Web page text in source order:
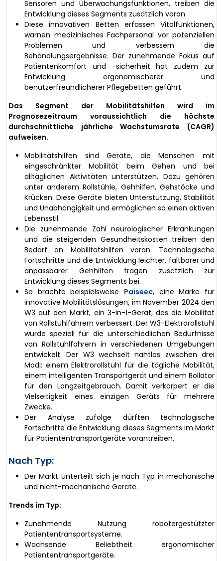
Sensoren und Überwachungsfunktionen, treiben die
Entwicklung dieses Segments zusätzlich voran.
Diese innovativen Betten erfassen Vitalfunktionen,
warnen medizinisches Fachpersonal vor potenziellen
Problemen und verbessern die
Behandlungsergebnisse. Der zunehmende Fokus auf
Patientenkomfort und -sicherheit hat zudem zur
Entwicklung ergonomischerer und
benutzerfreundlicherer Pflegebetten geführt.
Das Segment der Mobilitätshilfen wird im
Prognosezeitraum voraussichtlich die höchste
durchschnittliche jährliche Wachstumsrate (CAGR)
aufweisen.
Mobilitätshilfen sind Geräte, die Menschen mit
eingeschränkter Mobilität beim Gehen und bei
alltäglichen Aktivitäten unterstützen. Dazu gehören
unter anderem Rollstühle, Gehhilfen, Gehstöcke und
Krücken. Diese Geräte bieten Unterstützung, Stabilität
und Unabhängigkeit und ermöglichen so einen aktiven
Lebensstil.
Die zunehmende Zahl neurologischer Erkrankungen
und die steigenden Gesundheitskosten treiben den
Bedarf an Mobilitätshilfen voran. Technologische
Fortschritte und die Entwicklung leichter, faltbarer und
anpassbarer Gehhilfen tragen zusätzlich zur
Entwicklung dieses Segments bei.
So brachte beispielsweise Paiseec, eine Marke für
innovative Mobilitätslösungen, im November 2024 den
W3 auf den Markt, ein 3-in-1-Gerät, das die Mobilität
von Rollstuhlfahrern verbessert. Der W3-Elektrorollstuhl
wurde speziell für die unterschiedlichen Bedürfnisse
von Rollstuhlfahrern in verschiedenen Umgebungen
entwickelt. Der W3 wechselt nahtlos zwischen drei
Modi: einem Elektrorollstuhl für die tägliche Mobilität,
einem intelligenten Transportgerät und einem Rollator
für den Langzeitgebrauch. Damit verkörpert er die
Vielseitigkeit eines einzigen Geräts für mehrere
Zwecke.
Der Analyse zufolge dürften technologische
Fortschritte die Entwicklung dieses Segments im Markt
für Patiententransportgeräte vorantreiben.
Nach Typ:
Der Markt unterteilt sich je nach Typ in mechanische
und nicht-mechanische Geräte.
Trends im Typ:
Zunehmende Nutzung robotergestützter
Patiententransportsysteme.
Wachsende Beliebtheit ergonomischer
Patiententransportgeräte.